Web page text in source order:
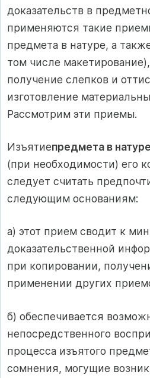
доказательств в
применяются такие
предмета в натуре, а
том числе
получение слепков и
изготовление
Рассмотрим эти приемы.
Изъятиепредмета в натуре
(при необходимости) его
следует считать
следующим основаниям:
а) этот прием сводит к
доказательственной
при копировании,
применении других
б) обеспечивается
непосредственного
процесса изъятого
сомнения, могущие